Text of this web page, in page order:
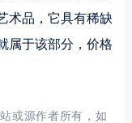
术品，它具有稀缺
属于该部分，价格
或源作者所有，如